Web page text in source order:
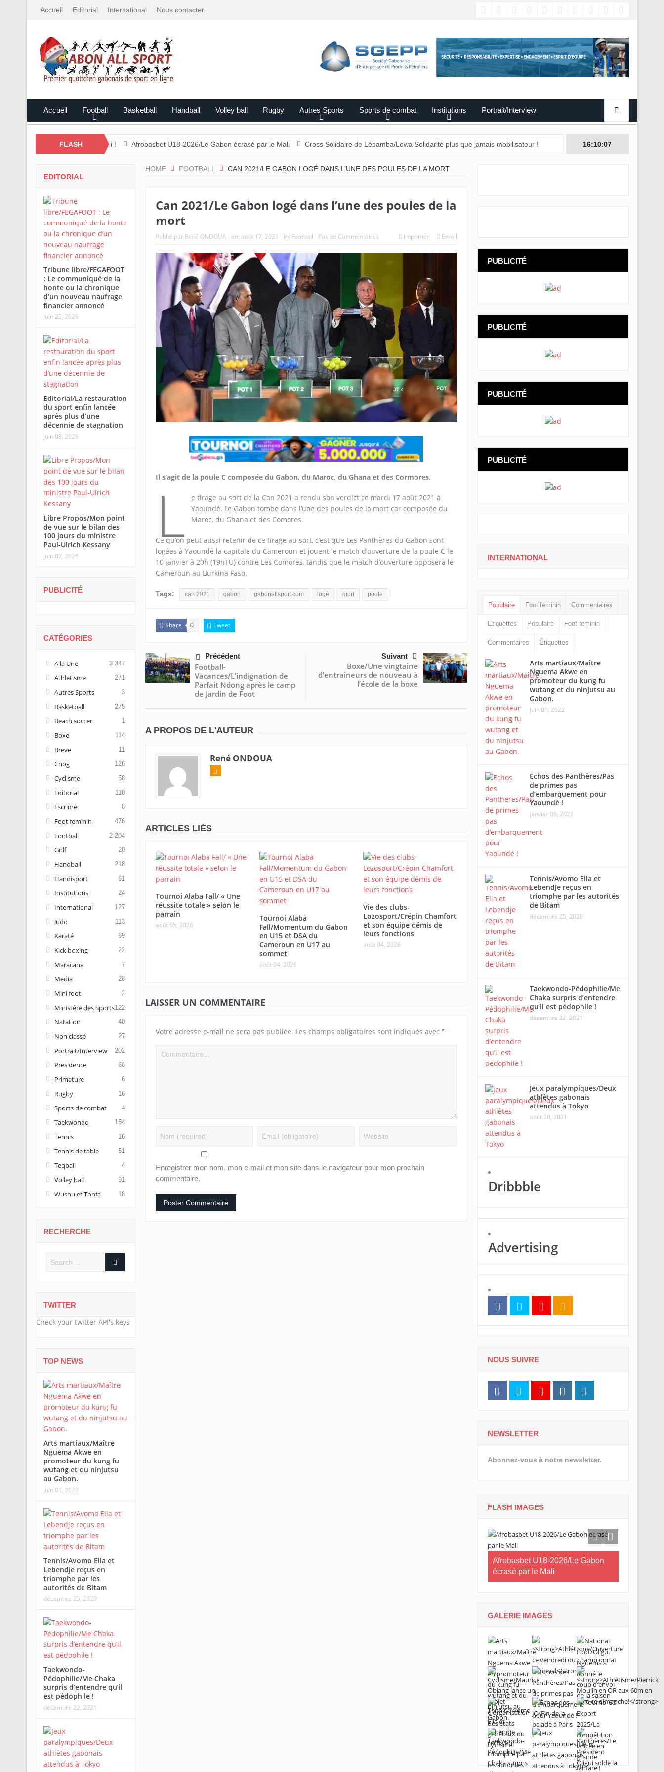
Accueil Editorial International Nous contacter
Accueil Football Basketball Handball Volley ball Rugby Autres Sports Sports de combat Institutions Portrait/Interview
FLASH
débute ce samedi ! Afrobasbet U18-2026/Le Gabon écrasé par le Mali Cross Solidaire de Lébamba/Lowa Solidarité plus que jamais mobilisateur ! 16:10:08
HOME FOOTBALL CAN 2021/LE GABON LOGÉ DANS L’UNE DES POULES DE LA MORT
Can 2021/Le Gabon logé dans l’une des poules de la
mort
Publié par René ONDOUA on: août 17, 2021 In: Football Pas de Commentaires Imprimer Email
Il s’agit de la poule C composée du Gabon, du Maroc, du Ghana et des Cormores.
L
e tirage au sort de la Can 2021 a rendu son verdict ce mardi 17 août 2021 à
Yaoundé. Le Gabon tombe dans l’une des poules de la mort car composée du
Maroc, du Ghana et des Comores.
Ce qu’on peut aussi retenir de ce tirage au sort, c’est que Les Panthères du Gabon sont
logées à Yaoundé la capitale du Cameroun et jouent le match d’ouverture de la poule C le
10 janvier à 20h (19hTU) contre Les Comores, tandis que le match d’ouverture opposera le
Cameroun au Burkina Faso.
Tags: can 2021 gabon gabonallsport.com logé mort poule
Share 0 Tweet
Précédent
Football-
Vacances/L’indignation de
Parfait Ndong après le camp
de Jardin de Foot
Suivant
Boxe/Une vingtaine
d’entraineurs de nouveau à
l’école de la boxe
A PROPOS DE L'AUTEUR
René ONDOUA
ARTICLES LIÉS
Tournoi Alaba Fall/ « Une
réussite totale » selon le
parrain
août 05, 2026
Tournoi Alaba
Fall/Momentum du Gabon
en U15 et DSA du
Cameroun en U17 au
sommet
août 04, 2026
Vie des clubs-
Lozosport/Crépin Chamfort
et son équipe démis de
leurs fonctions
août 04, 2026
LAISSER UN COMMENTAIRE
Votre adresse e-mail ne sera pas publiée. Les champs obligatoires sont indiqués avec *
Enregistrer mon nom, mon e-mail et mon site dans le navigateur pour mon prochain
commentaire.
EDITORIAL
Tribune libre/FEGAFOOT
: Le communiqué de la
honte ou la chronique
d’un nouveau naufrage
financier annoncé
juin 25, 2026
Editorial/La restauration
du sport enfin lancée
après plus d’une
décennie de stagnation
juin 08, 2026
Libre Propos/Mon point
de vue sur le bilan des
100 jours du ministre
Paul-Ulrich Kessany
juin 07, 2026
PUBLICITÉ
CATÉGORIES
A la Une 3 347
Athletisme 271
Autres Sports 3
Basketball 275
Beach soccer 1
Boxe 114
Breve 11
Cnog 126
Cyclisme 58
Editorial 110
Escrime 8
Foot feminin 476
Football 2 204
Golf 20
Handball 218
Handisport 61
Institutions 24
International 127
Judo 113
Karaté 69
Kick boxing 22
Maracana 7
Media 28
Mini foot 2
Ministère des Sports122
Natation 40
Non classé 27
Portrait/Interview 202
Présidence 68
Primature 6
Rugby 16
Sports de combat 4
Taekwondo 154
Tennis 16
Tennis de table 51
Teqball 4
Volley ball 91
Wushu et Tonfa 18
RECHERCHE
TWITTER
Check your twitter API's keys
TOP NEWS
Arts martiaux/Maître
Nguema Akwe en
promoteur du kung fu
wutang et du ninjutsu
au Gabon.
juin 01, 2022
Tennis/Avomo Ella et
Lebendje reçus en
triomphe par les
autorités de Bitam
décembre 25, 2020
Taekwondo-
Pédophilie/Me Chaka
surpris d’entendre qu’il
est pédophile !
décembre 22, 2021
PUBLICITÉ
PUBLICITÉ
PUBLICITÉ
PUBLICITÉ
INTERNATIONAL
Populaire Foot feminin Commentaires
Étiquettes Populaire Foot feminin
Commentaires Étiquettes
Arts martiaux/Maître
Nguema Akwe en
promoteur du kung fu
wutang et du ninjutsu au
Gabon.
juin 01, 2022
Echos des Panthères/Pas
de primes pas
d’embarquement pour
Yaoundé !
janvier 05, 2022
Tennis/Avomo Ella et
Lebendje reçus en
triomphe par les autorités
de Bitam
décembre 25, 2020
Taekwondo-Pédophilie/Me
Chaka surpris d’entendre
qu’il est pédophile !
décembre 22, 2021
Jeux paralympiques/Deux
athlètes gabonais
attendus à Tokyo
août 20, 2021
Dribbble
Advertising
NOUS SUIVRE
NEWSLETTER
Abonnez-vous à notre newsletter.
FLASH IMAGES
Afrobasbet U18-2026/Le Gabon
écrasé par le Mali
GALERIE IMAGES